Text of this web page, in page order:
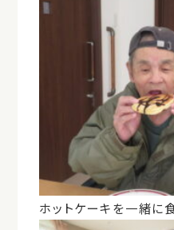
ホットケーキを一緒に